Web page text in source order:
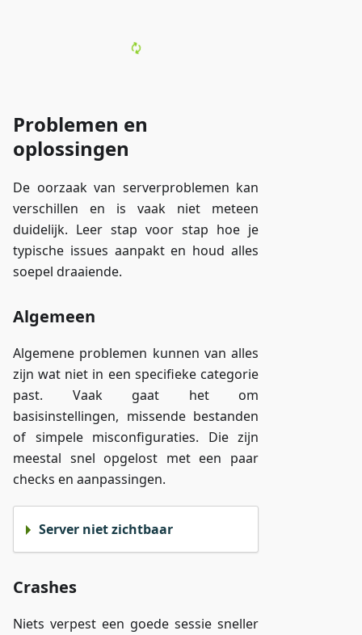
Problemen en
oplossingen
De oorzaak van serverproblemen kan
verschillen en is vaak niet meteen
duidelijk. Leer stap voor stap hoe je
typische issues aanpakt en houd alles
soepel draaiende.
Algemeen
Algemene problemen kunnen van alles
zijn wat niet in een specifieke categorie
past. Vaak gaat het om
basisinstellingen, missende bestanden
of simpele misconfiguraties. Die zijn
meestal snel opgelost met een paar
checks en aanpassingen.
Server niet zichtbaar
Crashes
Niets verpest een goede sessie sneller